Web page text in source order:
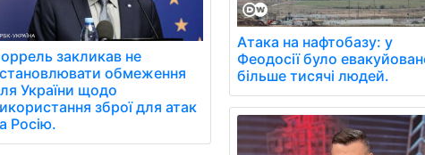
закликав не
обмеження
України щодо
зброї для атак
Росію.
Атака на нафтобазу: у
Феодосії було
більше тисячі людей.